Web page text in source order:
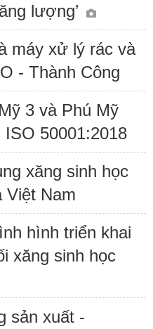
lượng’
máy xử lý rác và
- Thành Công
3 và Phú Mỹ
50001:2018
xăng sinh học
Việt Nam
hình triển khai
xăng sinh học
sản xuất -